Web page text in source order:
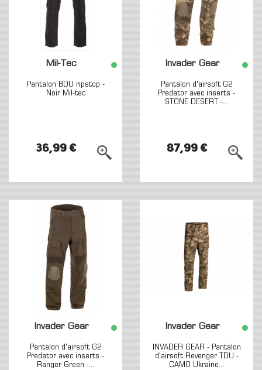
Mil-Tec
Pantalon BDU ripstop -
Noir Mil-tec
36,99 €
Invader Gear
Pantalon d'airsoft G2
Predator avec inserts -
STONE DESERT -...
87,99 €
Invader Gear
Pantalon d'airsoft G2
Predator avec inserts -
Ranger Green -...
Invader Gear
INVADER GEAR - Pantalon
d'airsoft Revenger TDU -
CAMO Ukraine...